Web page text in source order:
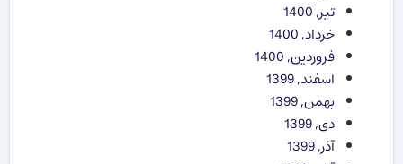
تیر, 1400
خرداد, 1400
فروردین, 1400
اسفند, 1399
بهمن, 1399
دی, 1399
آذر, 1399